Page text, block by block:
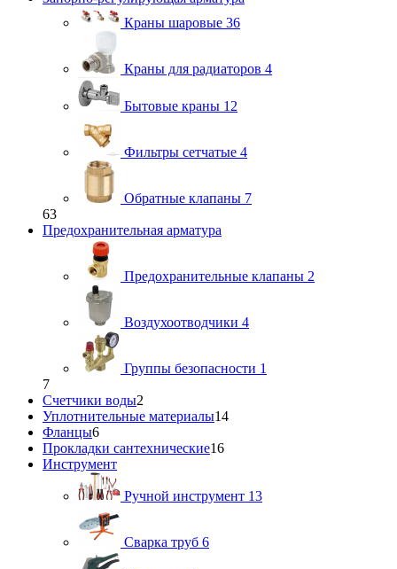
Краны шаровые 36
Краны для радиаторов 4
Бытовые краны 12
Фильтры сетчатые 4
Обратные клапаны 7
63
Предохранительная арматура
Предохранительные клапаны 2
Воздухоотводчики 4
Группы безопасности 1
7
Счетчики воды2
Уплотнительные материалы14
Фланцы6
Прокладки сантехнические16
Инструмент
Ручной инструмент 13
Сварка труб 6